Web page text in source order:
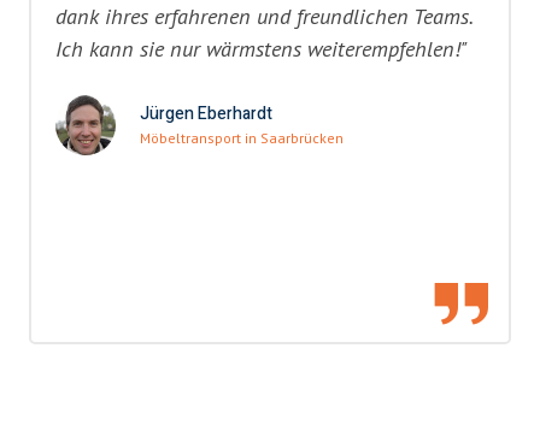
dank ihres erfahrenen und freundlichen Teams.
Ich kann sie nur wärmstens weiterempfehlen!"
Jürgen Eberhardt
Möbeltransport in Saarbrücken